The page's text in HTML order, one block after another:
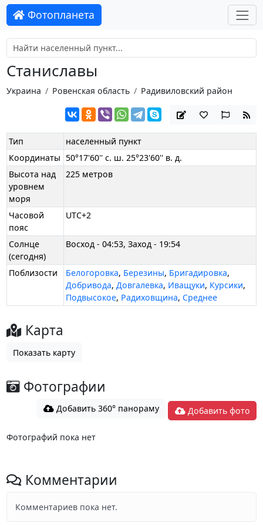
Фотопланета
Станиславы
Украина Ровенская область Радивиловский район
Тип
населенный пункт
Координаты 50°17'60'' с. ш. 25°23'60'' в. д.
Высота над
уровнем
моря
225 метров
Часовой
пояс
UTC+2
Солнце
(сегодня)
Восход - 04:53, Заход - 19:54
Поблизости Белогоровка, Березины, Бригадировка,
Добривода,Довгалевка, Иващуки, Курсики,
Подвысокое, Радиховщина, Среднее
Карта
Показать карту
Фотографии
Добавить 360° панораму Добавить фото
Фотографий пока нет
Комментарии
Комментариев пока нет.